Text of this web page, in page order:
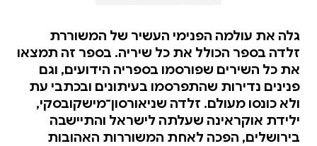
גלה את עולמה הפנימי העשיר של המשוררת
זלדה בספר הכולל את כל שיריה. בספר זה תמצאו
את כל השירים שפורסמו בספריה הידועים, וגם
פנינים נדירות שהתפרסמו בעיתונים ובכתבי עת
ולא כונסו מעולם. זלדה שניאורסון־מישקובסקי,
ילידת אוקראינה שעלתה לישראל והתיישבה
בירושלים, הפכה לאחת המשוררות האהובות